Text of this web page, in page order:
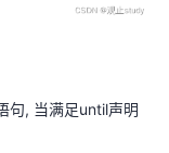
句, 当满足until声明